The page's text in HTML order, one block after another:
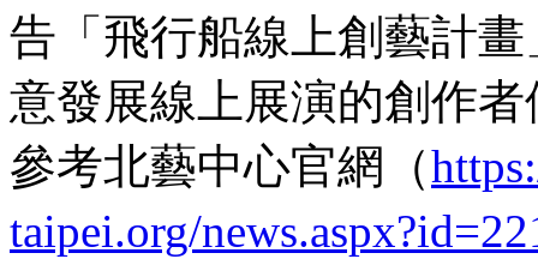
告「飛行船線上創藝計
意發展線上展演的創作
參考北藝中心官網（
taipei.org/